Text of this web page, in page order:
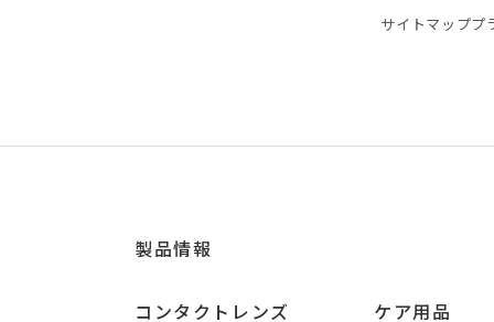
サイトマッププ
製品情報
コンタクトレンズ ケア用品